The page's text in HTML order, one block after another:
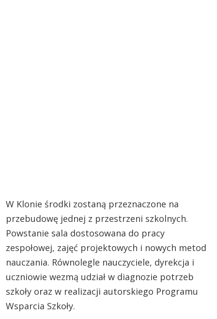
W Klonie środki zostaną przeznaczone na
przebudowę jednej z przestrzeni szkolnych.
Powstanie sala dostosowana do pracy
zespołowej, zajęć projektowych i nowych metod
nauczania. Równolegle nauczyciele, dyrekcja i
uczniowie wezmą udział w diagnozie potrzeb
szkoły oraz w realizacji autorskiego Programu
Wsparcia Szkoły.